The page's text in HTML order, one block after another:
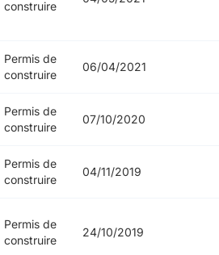
construire
Permis de
construire
06/04/2021
Permis de
construire
07/10/2020
Permis de
construire
04/11/2019
Permis de
construire
24/10/2019